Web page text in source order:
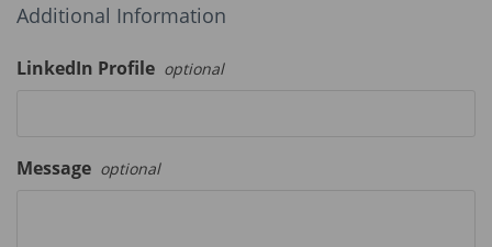
Additional Information
LinkedIn Profile optional
Message optional